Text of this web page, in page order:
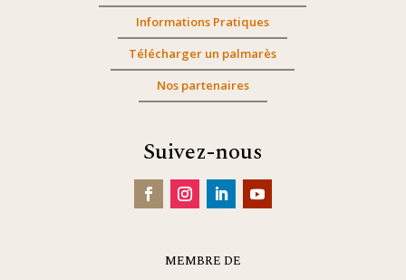
Informations Pratiques
Télécharger un palmarès
Nos partenaires
Suivez-nous
MEMBRE DE